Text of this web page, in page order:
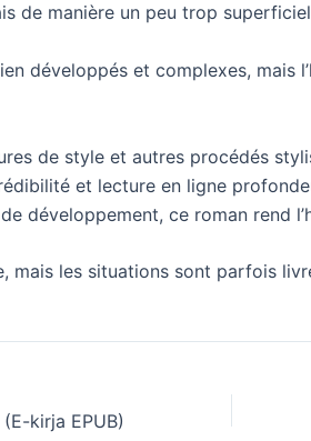
de manière un peu trop
développés et complexes, mais
de style et autres procédés
et lecture en ligne
développement, ce roman rend
mais les situations sont parfois
kirja EPUB)